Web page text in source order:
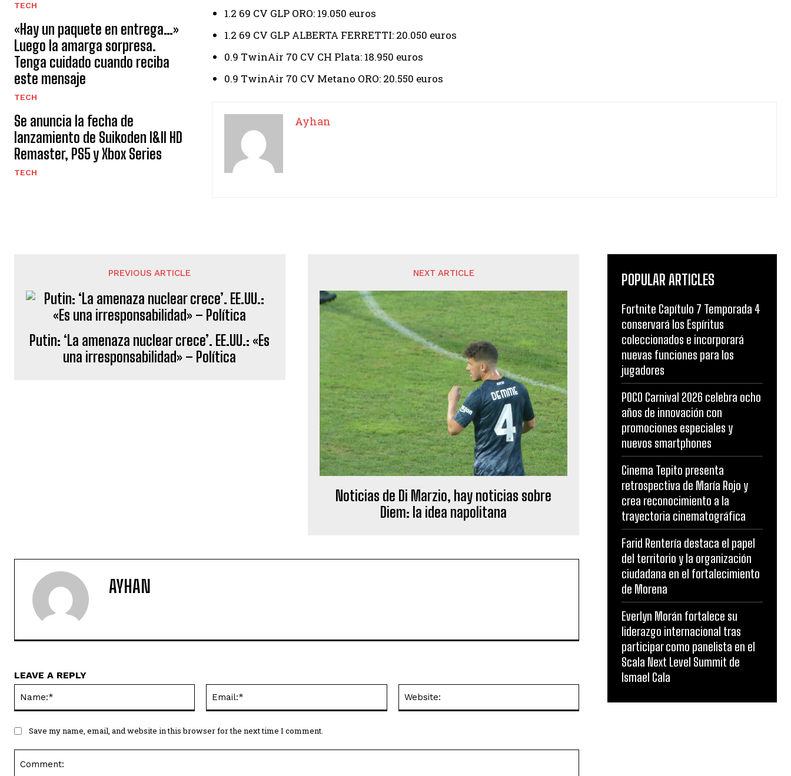
TECH
«Hay un paquete en entrega…»
Luego la amarga sorpresa.
Tenga cuidado cuando reciba
este mensaje
TECH
Se anuncia la fecha de
lanzamiento de Suikoden I&II HD
Remaster, PS5 y Xbox Series
TECH
1.2 69 CV GLP ORO: 19.050 euros
1.2 69 CV GLP ALBERTA FERRETTI: 20.050 euros
0.9 TwinAir 70 CV CH Plata: 18.950 euros
0.9 TwinAir 70 CV Metano ORO: 20.550 euros
Ayhan
PREVIOUS ARTICLE
Putin: ‘La amenaza nuclear crece’. EE.UU.: «Es
una irresponsabilidad» – Política
NEXT ARTICLE
Noticias de Di Marzio, hay noticias sobre
Diem: la idea napolitana
AYHAN
LEAVE A REPLY
Save my name, email, and website in this browser for the next time I comment.
POPULAR ARTICLES
Fortnite Capítulo 7 Temporada 4
conservará los Espíritus
coleccionados e incorporará
nuevas funciones para los
jugadores
POCO Carnival 2026 celebra ocho
años de innovación con
promociones especiales y
nuevos smartphones
Cinema Tepito presenta
retrospectiva de María Rojo y
crea reconocimiento a la
trayectoria cinematográfica
Farid Rentería destaca el papel
del territorio y la organización
ciudadana en el fortalecimiento
de Morena
Everlyn Morán fortalece su
liderazgo internacional tras
participar como panelista en el
Scala Next Level Summit de
Ismael Cala